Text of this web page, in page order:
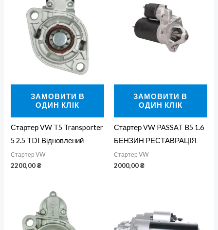
ЗАМОВИТИ В
ОДИН КЛІК
Стартер VW T5 Transporter
5 2.5 TDI Відновлений
Стартер VW
2200,00₴
ЗАМОВИТИ В
ОДИН КЛІК
Стартер VW PASSAT B5 1.6
БЕНЗИН РЕСТАВРАЦІЯ
Стартер VW
2000,00₴